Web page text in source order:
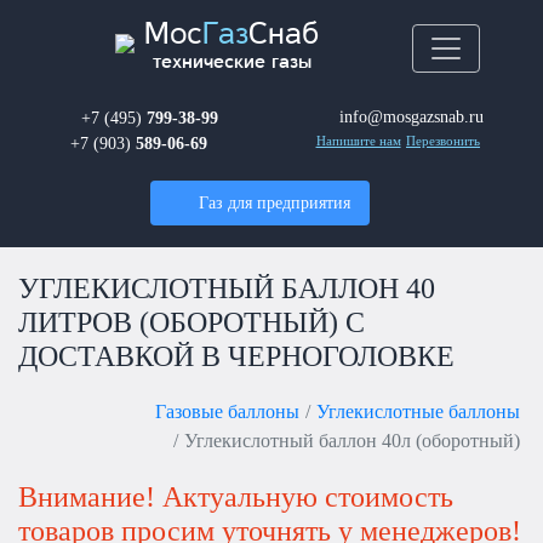
Мос ГазСнаб
технические газы
+7 (495) 799-38-99
+7 (903) 589-06-69
info@mosgazsnab.ru
Напишите нам Перезвонить
Газ для предприятия
УГЛЕКИСЛОТНЫЙ БАЛЛОН 40
ЛИТРОВ (ОБОРОТНЫЙ) С
ДОСТАВКОЙ В ЧЕРНОГОЛОВКЕ
Газовые баллоны
Углекислотные баллоны
Углекислотный баллон 40л (оборотный)
Внимание! Актуальную стоимость
товаров просим уточнять у менеджеров!